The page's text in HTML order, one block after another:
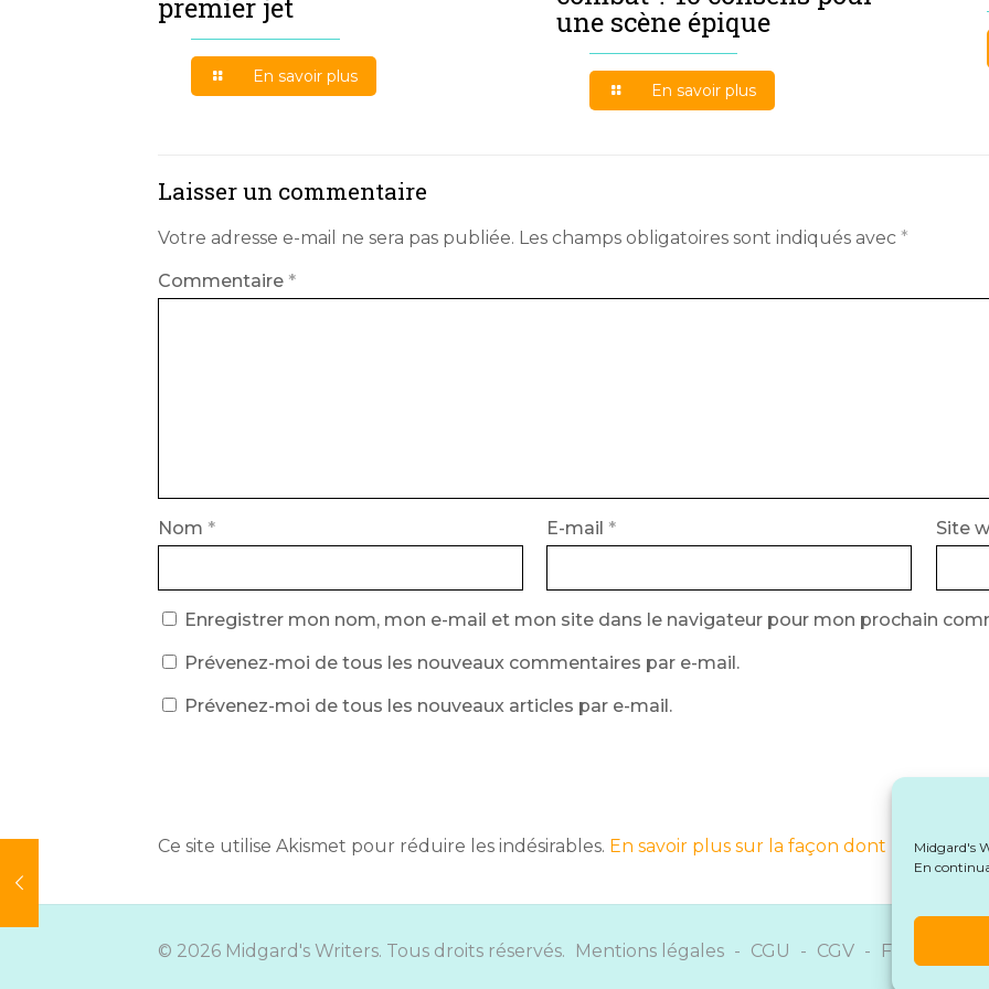
Midgard's
En
premier jet
En savoir plus
une scène épique
En savoir plus
Laisser un commentaire
Votre adresse e-mail ne sera pas publiée. Les champs obligatoires sont indiqués avec *
Commentaire *
Nom * E-mail * Site
Enregistrer mon nom, mon e-mail et mon site dans le navigateur pour mon prochain
Prévenez-moi de tous les nouveaux commentaires par e-mail.
Prévenez-moi de tous les nouveaux articles par e-mail.
Ce site utilise Akismet pour réduire les indésirables. En savoir plus sur la façon dont les
© 2026 Midgard's Writers. Tous droits réservés. Mentions légales - CGU - CGV - Formulaire